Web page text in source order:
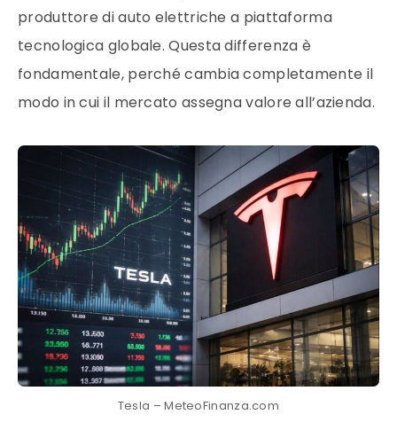
produttore di auto elettriche a piattaforma
tecnologica globale. Questa differenza è
fondamentale, perché cambia completamente il
modo in cui il mercato assegna valore all’azienda.
Tesla – MeteoFinanza.com